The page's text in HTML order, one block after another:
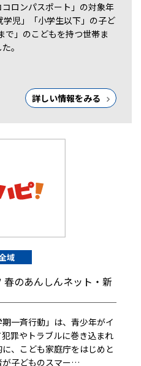
ロンパスポート」の対象年
児」「小学生以下」の子ど
で」のこどもを持つ世帯ま
。
詳しい情報をみる
域
のあんしんネット・新
期一斉行動」は、青少年がイ
罪やトラブルに巻き込まれ
、こども家庭庁をはじめと
が子どものスマー…